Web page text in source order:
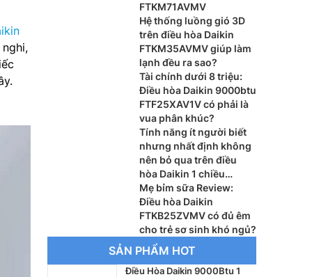
FTKM71AVMV
Hệ thống luồng gió 3D
trên điều hòa Daikin
FTKM35AVMV giúp làm
lạnh đều ra sao?
Tài chính dưới 8 triệu:
Điều hòa Daikin 9000btu
FTF25XAV1V có phải là
vua phân khúc?
Tính năng ít người biết
nhưng nhất định không
nên bỏ qua trên điều
hòa Daikin 1 chiều
FTHB35ZVMV
Mẹ bỉm sữa Review:
Điều hòa Daikin
FTKB25ZVMV có đủ êm
cho trẻ sơ sinh khó ngủ?
SẢN PHẨM HOT
Điều Hòa Daikin 9000Btu 1